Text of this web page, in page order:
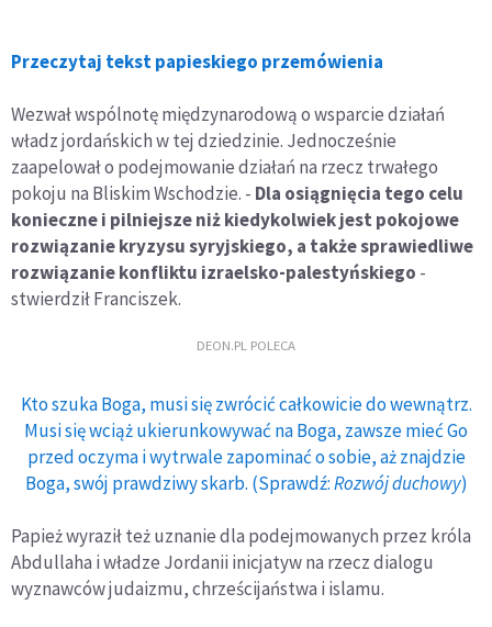
Przeczytaj tekst papieskiego przemówienia
Wezwał wspólnotę międzynarodową o wsparcie działań
władz jordańskich w tej dziedzinie. Jednocześnie
zaapelował o podejmowanie działań na rzecz trwałego
pokoju na Bliskim Wschodzie. - Dla osiągnięcia tego celu
konieczne i pilniejsze niż kiedykolwiek jest pokojowe
rozwiązanie kryzysu syryjskiego, a także sprawiedliwe
rozwiązanie konfliktu izraelsko-palestyńskiego -
stwierdził Franciszek.
DEON.PL POLECA
Kto szuka Boga, musi się zwrócić całkowicie do wewnątrz.
Musi się wciąż ukierunkowywać na Boga, zawsze mieć Go
przed oczyma i wytrwale zapominać o sobie, aż znajdzie
Boga, swój prawdziwy skarb. (Sprawdź:Rozwój duchowy)
Papież wyraził też uznanie dla podejmowanych przez króla
Abdullaha i władze Jordanii inicjatyw na rzecz dialogu
wyznawców judaizmu, chrześcijaństwa i islamu.